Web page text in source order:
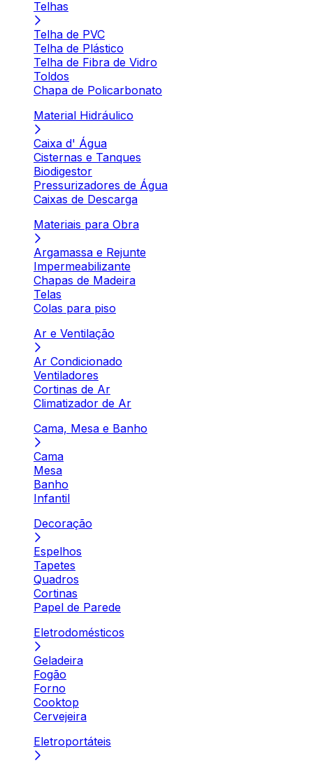
Telhas
Telha de PVC
Telha de Plástico
Telha de Fibra de Vidro
Toldos
Chapa de Policarbonato
Material Hidráulico
Caixa d' Água
Cisternas e Tanques
Biodigestor
Pressurizadores de Água
Caixas de Descarga
Materiais para Obra
Argamassa e Rejunte
Impermeabilizante
Chapas de Madeira
Telas
Colas para piso
Ar e Ventilação
Ar Condicionado
Ventiladores
Cortinas de Ar
Climatizador de Ar
Cama, Mesa e Banho
Cama
Mesa
Banho
Infantil
Decoração
Espelhos
Tapetes
Quadros
Cortinas
Papel de Parede
Eletrodomésticos
Geladeira
Fogão
Forno
Cooktop
Cervejeira
Eletroportáteis